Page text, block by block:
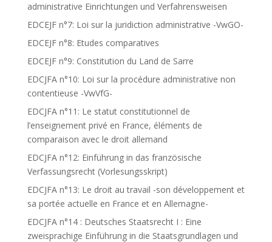
administrative Einrichtungen und Verfahrensweisen
EDCEJF n°7: Loi sur la juridiction administrative -VwGO-
EDCEJF n°8: Etudes comparatives
EDCEJF n°9: Constitution du Land de Sarre
EDCJFA n°10: Loi sur la procédure administrative non
contentieuse -VwVfG-
EDCJFA n°11: Le statut constitutionnel de
l’enseignement privé en France, éléments de
comparaison avec le droit allemand
EDCJFA n°12: Einführung in das französische
Verfassungsrecht (Vorlesungsskript)
EDCJFA n°13: Le droit au travail -son développement et
sa portée actuelle en France et en Allemagne-
EDCJFA n°14 : Deutsches Staatsrecht I : Eine
zweisprachige Einführung in die Staatsgrundlagen und